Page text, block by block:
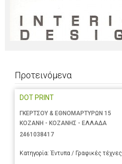
Προτεινόμενα
DOT PRINT
ΓΚΕΡΤΣΟΥ & ΕΘΝΟΜΑΡΤΥΡΩΝ 15
ΚΟΖΑΝΗ - ΚΟΖΑΝΗΣ - ΕΛΛΑΔΑ
2461038417
Κατηγορία: Έντυπα / Γραφικές τέχνες